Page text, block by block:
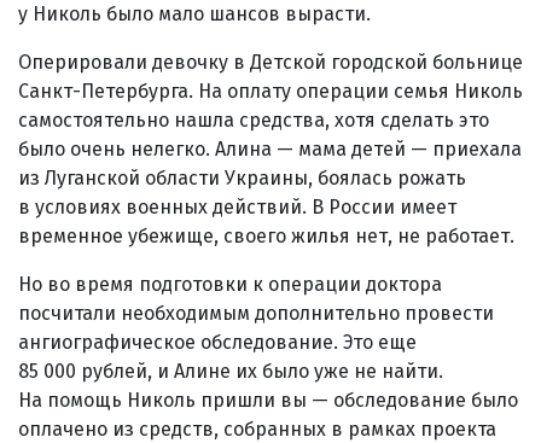
у Николь было мало шансов вырасти.
Оперировали девочку в Детской городской больнице
Санкт-Петербурга. На оплату операции семья Николь
самостоятельно нашла средства, хотя сделать это
было очень нелегко. Алина — мама детей — приехала
из Луганской области Украины, боялась рожать
в условиях военных действий. В России имеет
временное убежище, своего жилья нет, не работает.
Но во время подготовки к операции доктора
посчитали необходимым дополнительно провести
ангиографическое обследование. Это еще
85 000 рублей, и Алине их было уже не найти.
На помощь Николь пришли вы — обследование было
оплачено из средств, собранных в рамках проекта